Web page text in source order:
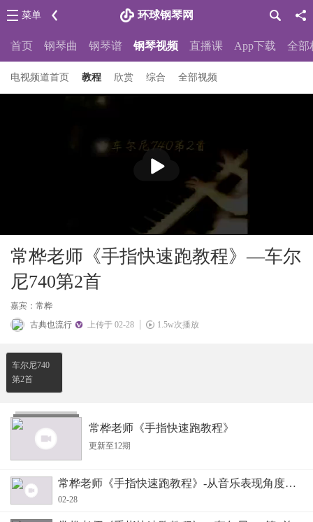
环球钢琴网
菜单
首页 钢琴曲 钢琴谱 钢琴视频 直播课 App下载 全部
电视频道首页 教程 欣赏 综合 全部视频
放
常桦老师《手指快速跑教程》—车尔
尼740第2首
嘉宾：常桦
古典也流行
上传于 02-28 1.5w次播放
车尔尼740
第2首
常桦老师《手指快速跑教程》
更新至12期
常桦老师《手指快速跑教程》-从音乐表现角度谈手
02-28